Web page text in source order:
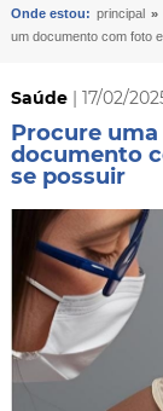
Onde estou: principal »
um documento com foto
Saúde| 17/02/
Procure uma
documento
se possuir